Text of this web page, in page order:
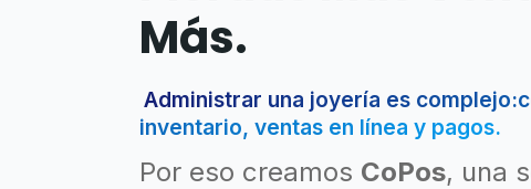
Más.
Administrar una joyería es
inventario, ventas en línea y pagos.
Por eso creamos CoPos, una